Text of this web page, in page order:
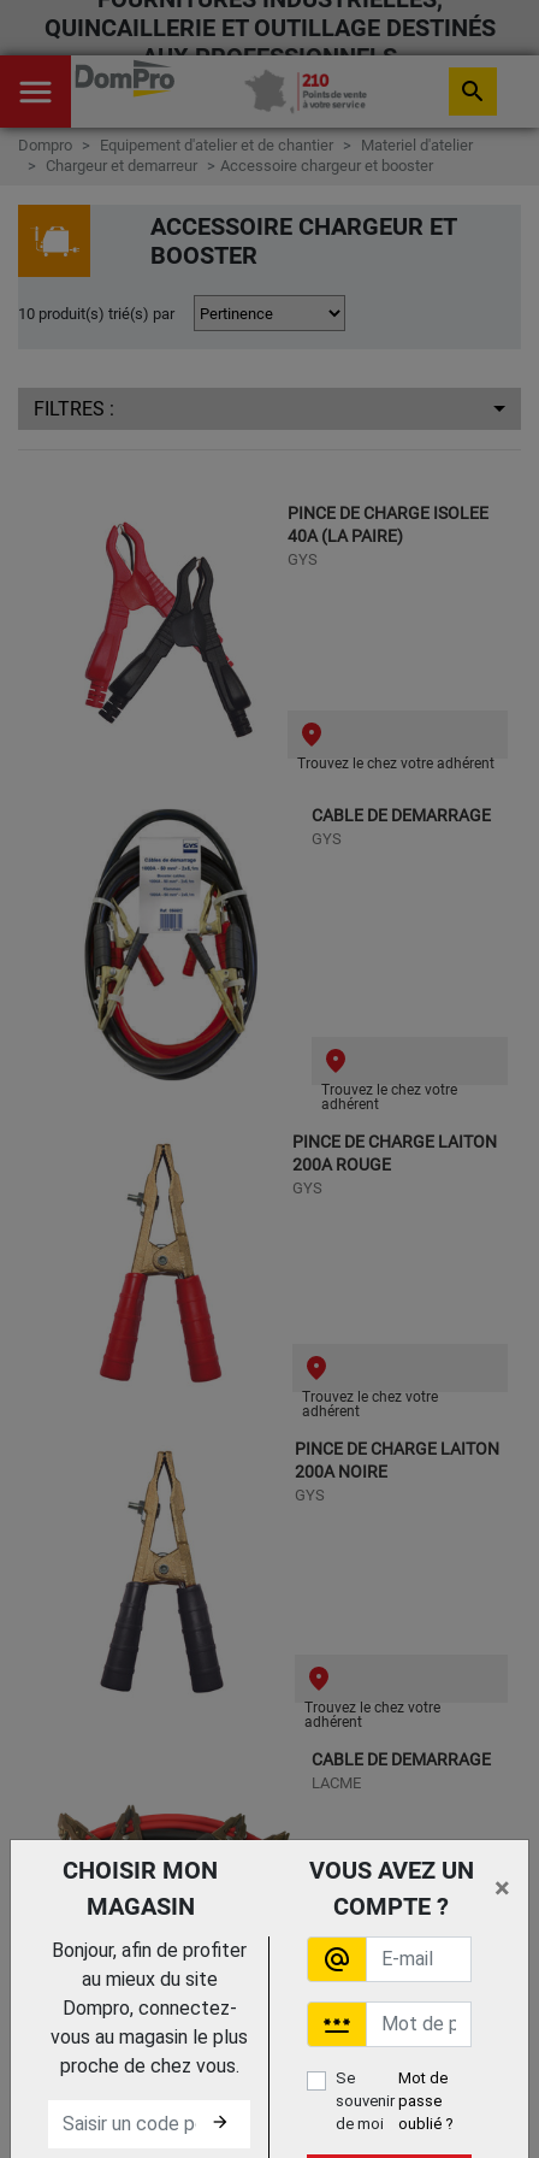
QUINCAILLERIE ET OUTILLAGE DESTINÉS
AUX PROFESSIONNELS
menu search
Dompro Equipement d'atelier et de chantier
Materiel d'atelier
Chargeur et demarreur
Accessoire chargeur et booster
ACCESSOIRE CHARGEUR ET
BOOSTER
10 produit(s) trié(s) par
FILTRES :
PINCE DE CHARGE ISOLEE
40A (LA PAIRE)
GYS
Trouvez le chez votre adhérent
CABLE DE DEMARRAGE
GYS
Trouvez le chez votre
adhérent
PINCE DE CHARGE LAITON
200A ROUGE
GYS
Trouvez le chez votre
adhérent
PINCE DE CHARGE LAITON
200A NOIRE
GYS
Trouvez le chez votre
adhérent
CABLE DE DEMARRAGE
LACME
Trouvez le chez votre
adhérent
CABLE DE CHARGE POUR
VEHICULE ELECTRIQUE T2 - T2
CHOISIR MON
MAGASIN
VOUS AVEZ UN
COMPTE ?
×
Bonjour, afin de profiter
au mieux du site
Dompro, connectez-
vous au magasin le plus
proche de chez vous.
arrow_forward
alternate_email
password
Se
souvenir
de moi
Mot de
passe
oublié ?